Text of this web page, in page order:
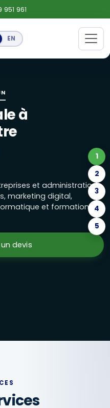
961
EN
Garoua
et logiciels
page,
de réseaux,
Facebook,
: Excel avancé,
à
et administrations
marketing digital,
et formations à
devis
1
2
3
4
5